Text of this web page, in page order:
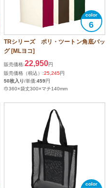
6
TRシリーズ ポリ・ツートン角底バッ
グ [MLヨコ]
販売価格:22,950円
販売価格（税込）:25,245円
50枚入り/単価:459円
巾360×袋丈300×マチ140mm